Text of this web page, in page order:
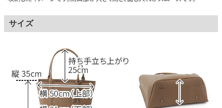
サイズ